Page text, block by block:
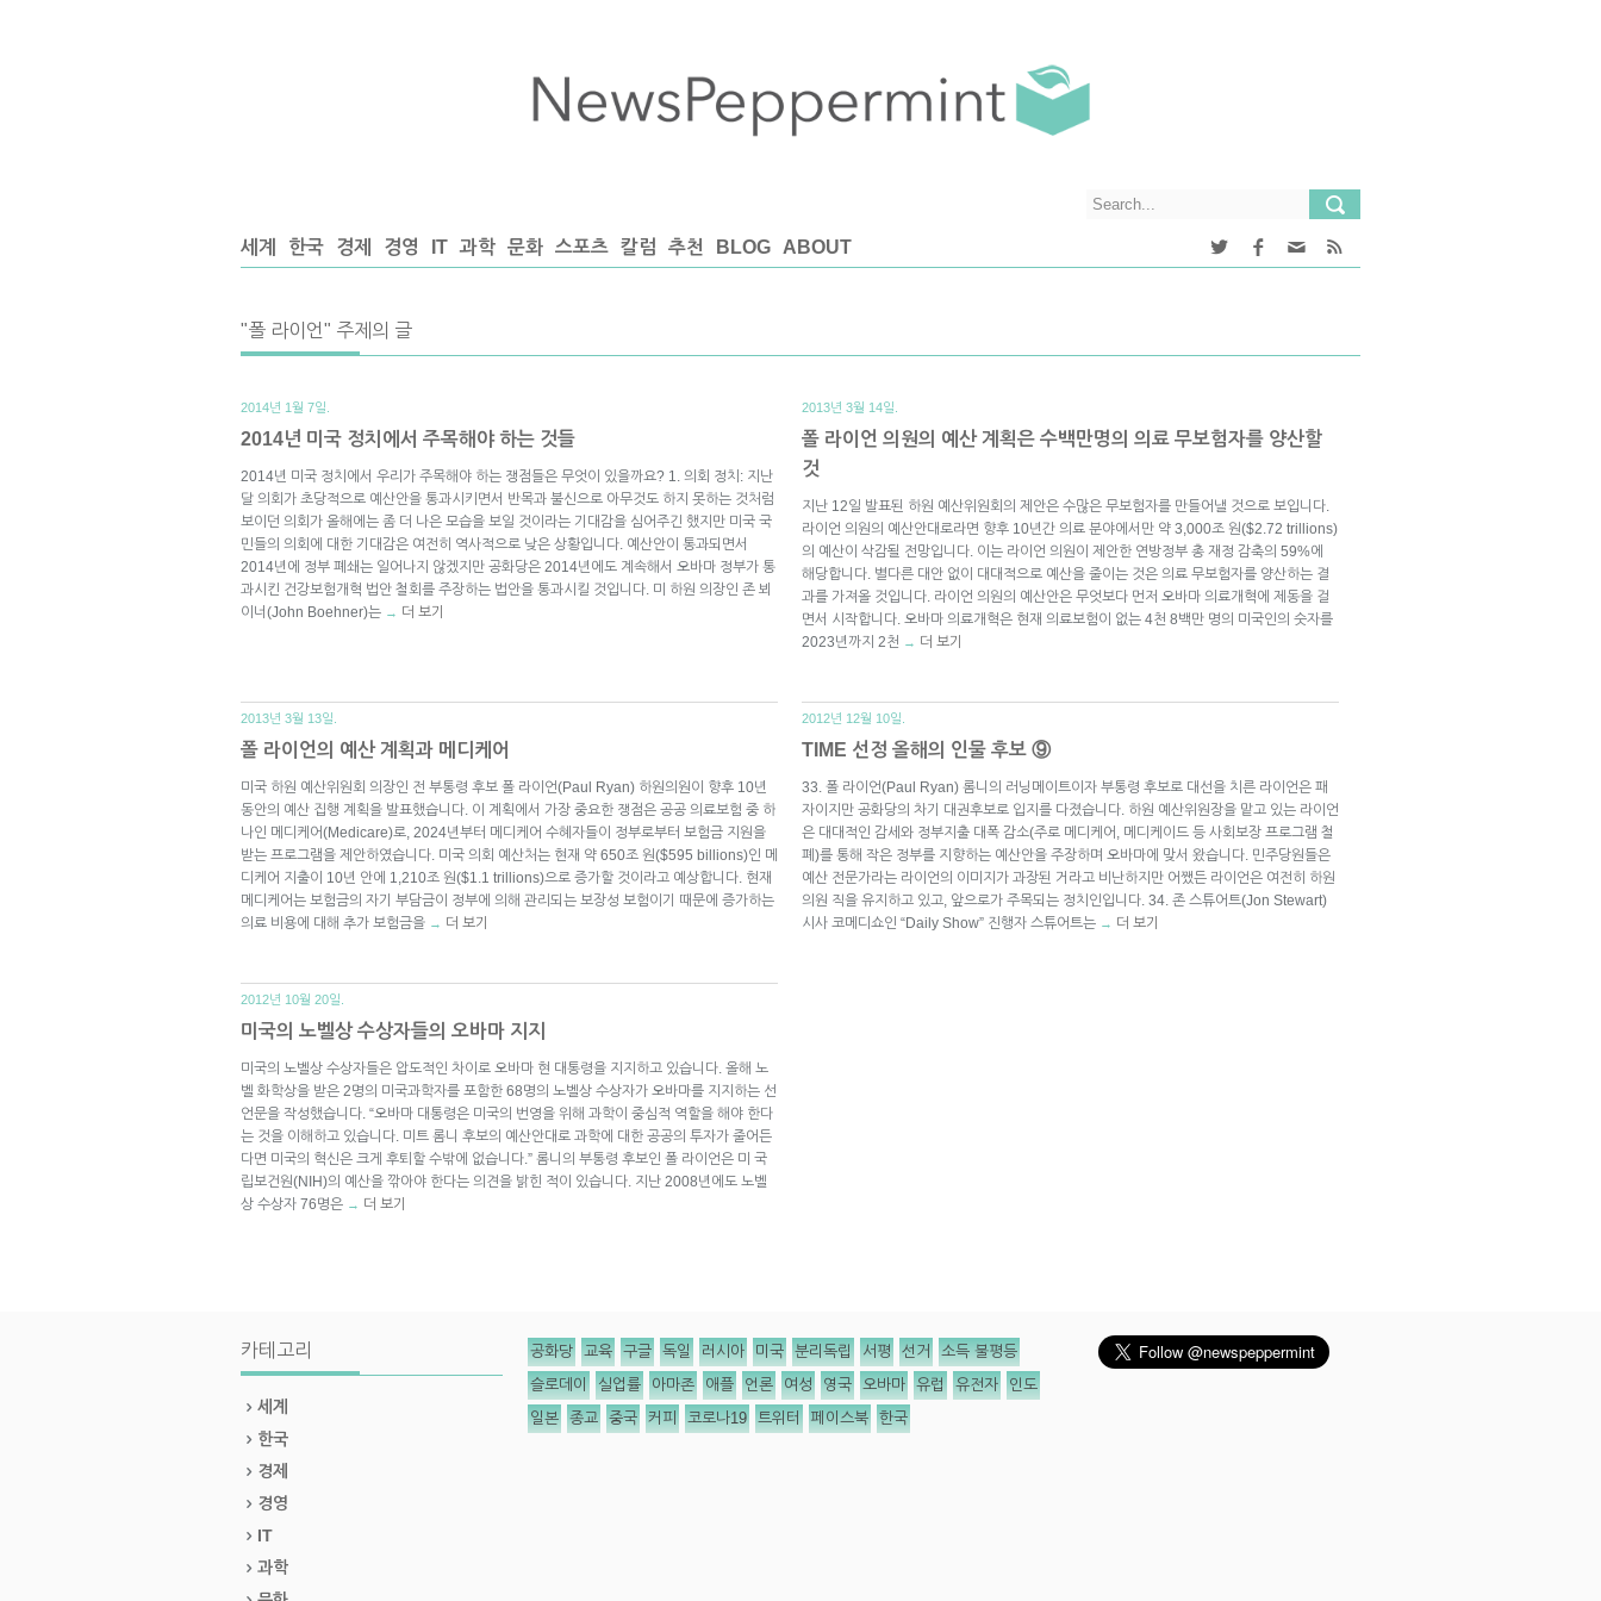
세계 한국 경제 경영 IT 과학 문화 스포츠 칼럼 추천 BLOG ABOUT
"폴 라이언" 주제의 글
2014년 1월 7일.
2014년 미국 정치에서 주목해야 하는 것들
2014년 미국 정치에서 우리가 주목해야 하는 쟁점들은 무엇이 있을까요? 1. 의회 정치: 지난
달 의회가 초당적으로 예산안을 통과시키면서 반목과 불신으로 아무것도 하지 못하는 것처럼
보이던 의회가 올해에는 좀 더 나은 모습을 보일 것이라는 기대감을 심어주긴 했지만 미국 국
민들의 의회에 대한 기대감은 여전히 역사적으로 낮은 상황입니다. 예산안이 통과되면서
2014년에 정부 폐쇄는 일어나지 않겠지만 공화당은 2014년에도 계속해서 오바마 정부가 통
과시킨 건강보험개혁 법안 철회를 주장하는 법안을 통과시킬 것입니다. 미 하원 의장인 존 뵈
이너(John Boehner)는 → 더 보기
2013년 3월 14일.
폴 라이언 의원의 예산 계획은 수백만명의 의료 무보험자를 양산할
것
지난 12일 발표된 하원 예산위원회의 제안은 수많은 무보험자를 만들어낼 것으로 보입니다.
라이언 의원의 예산안대로라면 향후 10년간 의료 분야에서만 약 3,000조 원($2.72 trillions)
의 예산이 삭감될 전망입니다. 이는 라이언 의원이 제안한 연방정부 총 재정 감축의 59%에
해당합니다. 별다른 대안 없이 대대적으로 예산을 줄이는 것은 의료 무보험자를 양산하는 결
과를 가져올 것입니다. 라이언 의원의 예산안은 무엇보다 먼저 오바마 의료개혁에 제동을 걸
면서 시작합니다. 오바마 의료개혁은 현재 의료보험이 없는 4천 8백만 명의 미국인의 숫자를
2023년까지 2천 → 더 보기
2013년 3월 13일.
폴 라이언의 예산 계획과 메디케어
미국 하원 예산위원회 의장인 전 부통령 후보 폴 라이언(Paul Ryan) 하원의원이 향후 10년
동안의 예산 집행 계획을 발표했습니다. 이 계획에서 가장 중요한 쟁점은 공공 의료보험 중 하
나인 메디케어(Medicare)로, 2024년부터 메디케어 수혜자들이 정부로부터 보험금 지원을
받는 프로그램을 제안하였습니다. 미국 의회 예산처는 현재 약 650조 원($595 billions)인 메
디케어 지출이 10년 안에 1,210조 원($1.1 trillions)으로 증가할 것이라고 예상합니다. 현재
메디케어는 보험금의 자기 부담금이 정부에 의해 관리되는 보장성 보험이기 때문에 증가하는
의료 비용에 대해 추가 보험금을 → 더 보기
2012년 12월 10일.
TIME 선정 올해의 인물 후보 ⑨
33. 폴 라이언(Paul Ryan) 롬니의 러닝메이트이자 부통령 후보로 대선을 치른 라이언은 패
자이지만 공화당의 차기 대권후보로 입지를 다졌습니다. 하원 예산위원장을 맡고 있는 라이언
은 대대적인 감세와 정부지출 대폭 감소(주로 메디케어, 메디케이드 등 사회보장 프로그램 철
폐)를 통해 작은 정부를 지향하는 예산안을 주장하며 오바마에 맞서 왔습니다. 민주당원들은
예산 전문가라는 라이언의 이미지가 과장된 거라고 비난하지만 어쨌든 라이언은 여전히 하원
의원 직을 유지하고 있고, 앞으로가 주목되는 정치인입니다. 34. 존 스튜어트(Jon Stewart)
시사 코메디쇼인 “Daily Show” 진행자 스튜어트는 → 더 보기
2012년 10월 20일.
미국의 노벨상 수상자들의 오바마 지지
미국의 노벨상 수상자들은 압도적인 차이로 오바마 현 대통령을 지지하고 있습니다. 올해 노
벨 화학상을 받은 2명의 미국과학자를 포함한 68명의 노벨상 수상자가 오바마를 지지하는 선
언문을 작성했습니다. “오바마 대통령은 미국의 번영을 위해 과학이 중심적 역할을 해야 한다
는 것을 이해하고 있습니다. 미트 롬니 후보의 예산안대로 과학에 대한 공공의 투자가 줄어든
다면 미국의 혁신은 크게 후퇴할 수밖에 없습니다.” 롬니의 부통령 후보인 폴 라이언은 미 국
립보건원(NIH)의 예산을 깎아야 한다는 의견을 밝힌 적이 있습니다. 지난 2008년에도 노벨
상 수상자 76명은 → 더 보기
카테고리
세계
한국
경제
경영
IT
과학
공화당 교육 구글 독일 러시아 미국 분리독립 서평 선거 소득 불평등
슬로데이 실업률 아마존 애플 언론 여성 영국 오바마 유럽 유전자 인도
일본 종교 중국 커피 코로나19 트위터 페이스북 한국